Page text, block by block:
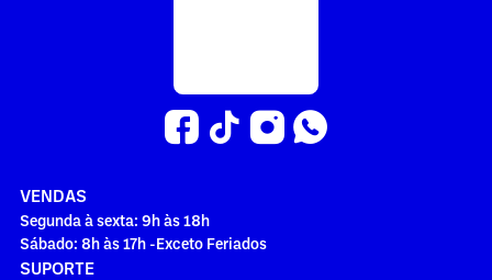
VENDAS
Segunda à sexta: 9h às 18h
Sábado: 8h às 17h -Exceto Feriados
SUPORTE